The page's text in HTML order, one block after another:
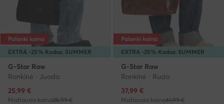
EXTRA -25% Kodas: SUMMER
Palanki kaina
G-Star Raw
Rankinė · Juoda
Dabartinė kaina
25,99 €
Mažiausia kaina28,99 €
EXTRA -25% Kodas: SUMMER
Palanki kaina
G-Star Raw
Rankinė · Ruda
Dabartinė kaina
37,99 €
Mažiausia kaina41,99 €